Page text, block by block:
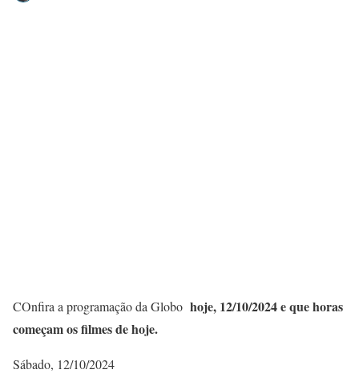
COnfira a programação da Globo hoje, 12/10/2024 e que horas
começam os filmes de hoje.
Sábado, 12/10/2024